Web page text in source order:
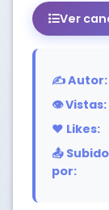
Ver
✍️ Autor:
👁️ Vistas:
❤️ Likes:
📤 Subido
por: